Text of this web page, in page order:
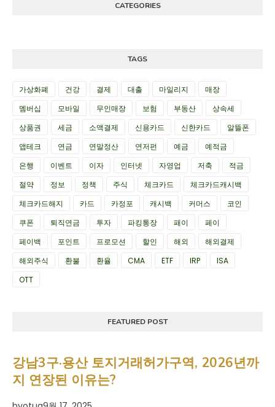
CATEGORIES
TAGS
가상화폐 건강 결제 대출 마일리지
매장
멤버십
모바일 무인매장 보험 부동산
상속세
상품권
세금 소액결제 신용카드 신한카드
알뜰폰
앱테크
연금 연말정산 연저펀 예금
예적금
은행
이벤트 이자 인터넷 자영업 저축
적금
절약
정보 정책 주식 체크카드
체크카드캐시백
체크카드해지
카드 카정포 캐시백 커머스
코인
쿠폰
퇴직연금 투자 파킹통장 패이
페이
페이백
포인트 프로모션 할인 해외
해외결제
해외주식
환불 환율 CMA ETF IRP
ISA
OTT
FEATURED POST
강남3구·용산 토지거래허가구역, 2026년까
지 연장된 이유는?